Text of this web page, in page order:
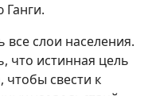
Ганги.
слои населения.
что истинная цель
чтобы свести к